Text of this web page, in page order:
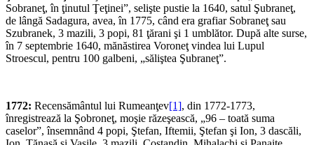
Sobraneţ, în ţinutul Ţeţinei”, selişte pustie la 1640, satul Şubraneţ,
de lângă Sadagura, avea, în 1775, când era grafiar Sobraneţ sau
Szubranek, 3 mazili, 3 popi, 81 ţărani şi 1 umblător. După alte surse,
în 7 septembrie 1640, mănăstirea Voroneţ vindea lui Lupul
Stroescul, pentru 100 galbeni, „săliştea Şubraneţ”.
1772: Recensământul lui Rumeanţev[1], din 1772-1773,
înregistrează la Şobroneţ, moşie răzeşească, „96 – toată suma
caselor”, însemnând 4 popi, Ştefan, Iftemii, Ştefan şi Ion, 3 dascăli,